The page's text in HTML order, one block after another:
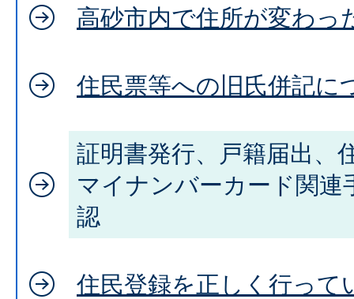
高砂市内で住所が変わっ
住民票等への旧氏併記に
証明書発行、戸籍届出、
マイナンバーカード関連
認
住民登録を正しく行って